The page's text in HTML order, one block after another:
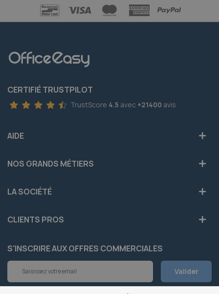
CERTIFIÉ TRUSTPILOT
TrustScore 4.5 avec +21400 avis
AIDE
NOS GRANDS MÉTIERS
LA SOCIÉTÉ
CLIENTS PROS
S'INSCRIRE AUX OFFRES COMMERCIALES
Inscription
notre
Valider